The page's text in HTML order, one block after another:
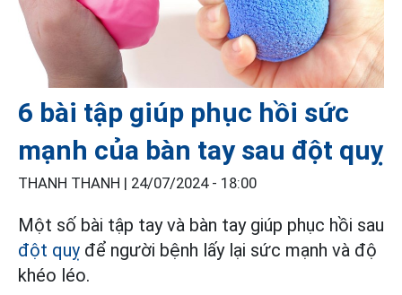
6 bài tập giúp phục hồi sức
mạnh của bàn tay sau đột quỵ
THANH THANH | 24/07/2024 - 18:00
Một số bài tập tay và bàn tay giúp phục hồi sau
đột quỵ để người bệnh lấy lại sức mạnh và độ
khéo léo.